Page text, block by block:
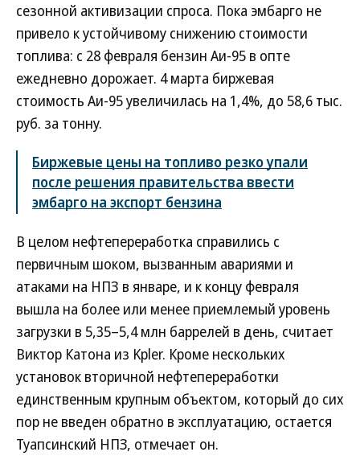
сезонной активизации спроса. Пока эмбарго не
привело к устойчивому снижению стоимости
топлива: с 28 февраля бензин Аи-95 в опте
ежедневно дорожает. 4 марта биржевая
стоимость Аи-95 увеличилась на 1,4%, до 58,6 тыс.
руб. за тонну.
Биржевые цены на топливо резко упали
после решения правительства ввести
эмбарго на экспорт бензина
В целом нефтепереработка справились с
первичным шоком, вызванным авариями и
атаками на НПЗ в январе, и к концу февраля
вышла на более или менее приемлемый уровень
загрузки в 5,35–5,4 млн баррелей в день, считает
Виктор Катона из Kpler. Кроме нескольких
установок вторичной нефтепереработки
единственным крупным объектом, который до сих
пор не введен обратно в эксплуатацию, остается
Туапсинский НПЗ, отмечает он.